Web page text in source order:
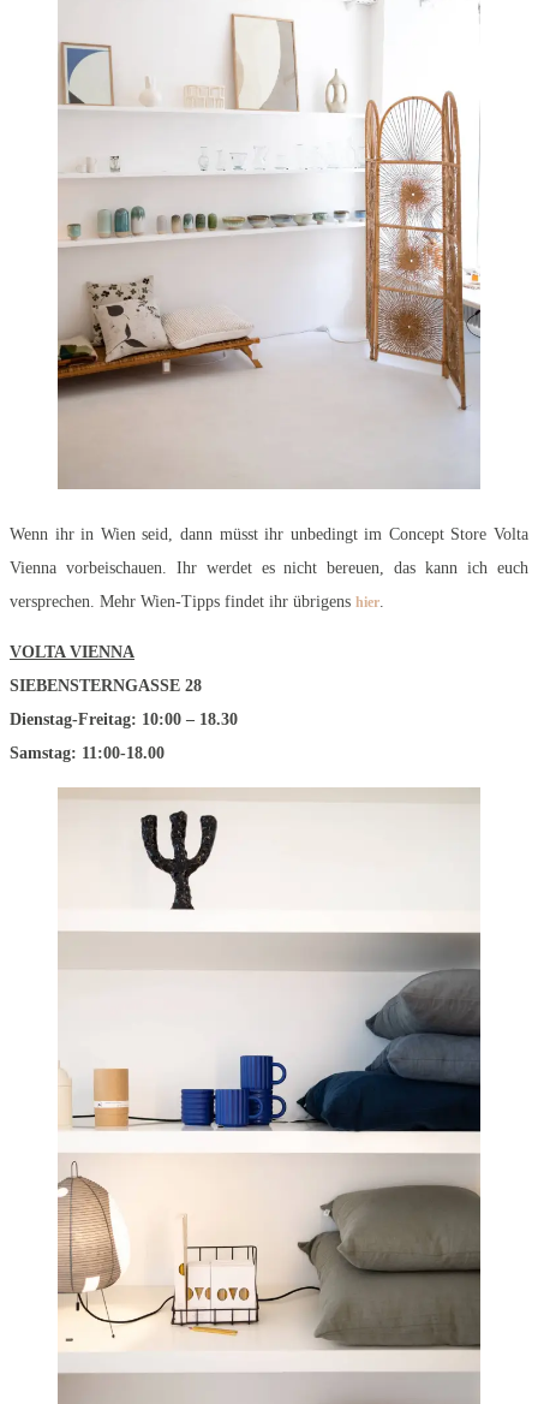
Wenn ihr in Wien seid, dann müsst ihr unbedingt im Concept Store Volta
Vienna vorbeischauen. Ihr werdet es nicht bereuen, das kann ich euch
versprechen. Mehr Wien-Tipps findet ihr übrigens hier
VOLTA VIENNA
SIEBENSTERNGASSE 28
Dienstag-Freitag: 10:00 – 18.30
Samstag: 11:00-18.00